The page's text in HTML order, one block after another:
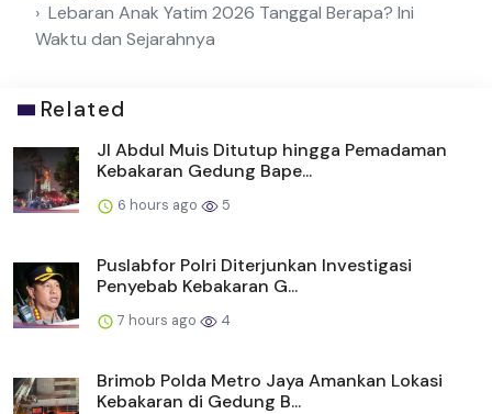
Lebaran Anak Yatim 2026 Tanggal Berapa? Ini
Waktu dan Sejarahnya
Related
Jl Abdul Muis Ditutup hingga Pemadaman
Kebakaran Gedung Bape...
6 hours ago 5
Puslabfor Polri Diterjunkan Investigasi
Penyebab Kebakaran G...
7 hours ago 4
Brimob Polda Metro Jaya Amankan Lokasi
Kebakaran di Gedung B...